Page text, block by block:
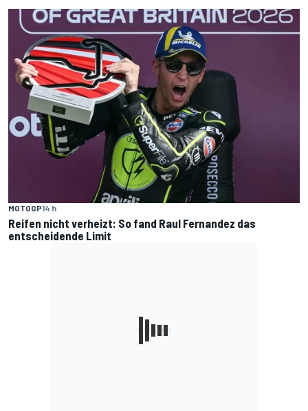
MOTOGP14 h
Reifen nicht verheizt: So fand Raul Fernandez das
entscheidende Limit